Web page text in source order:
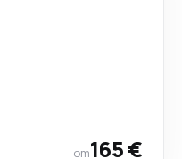
от165 €